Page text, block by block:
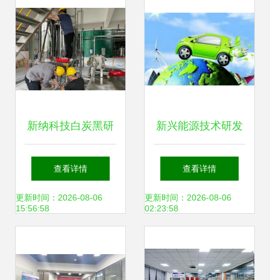
新纳科技白炭黑研
究院小试研发线试
验成功，助力新兴
查看详情
更新时间：2026-08-06
15:56:58
新兴能源技术研发
白手起家快速掘金
的环保逆行者
查看详情
更新时间：2026-08-06
02:23:58